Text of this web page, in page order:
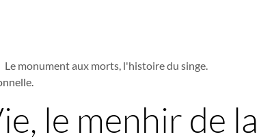
Le monument aux morts, l'histoire du singe.
le menhir de la